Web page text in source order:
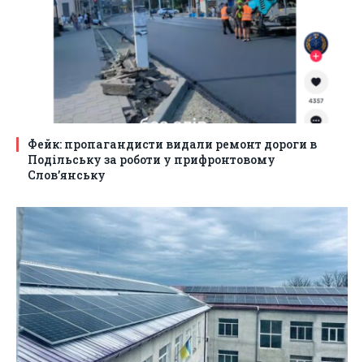
Фейк: пропагандисти видали ремонт дороги в
Подільську за роботи у прифронтовому
Слов’янську